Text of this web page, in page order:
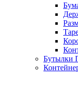
Бутылки